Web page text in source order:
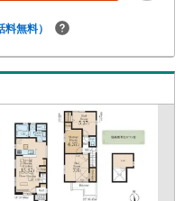
場合がございますのでご容
数ですがご一報ください。
来社、お客様宅へのお迎
件周辺のコンビニ等でお待
ください。ご希望条件をお
物件以外の資料も用意して
併せてご案内させていただ
料無料）